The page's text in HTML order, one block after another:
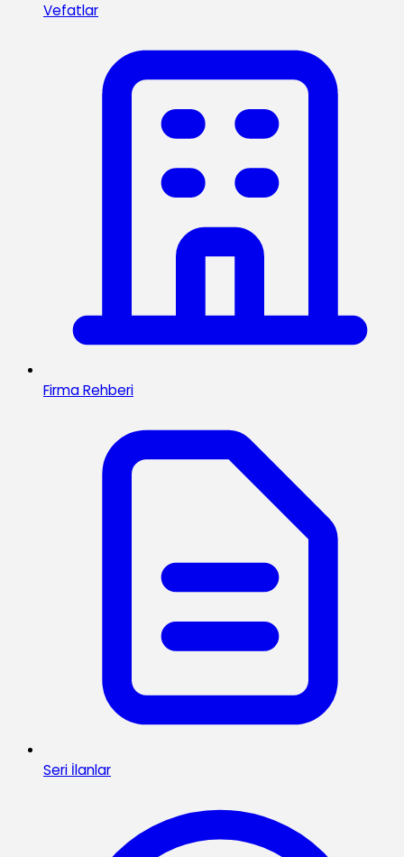
Vefatlar
Firma Rehberi
Seri İlanlar